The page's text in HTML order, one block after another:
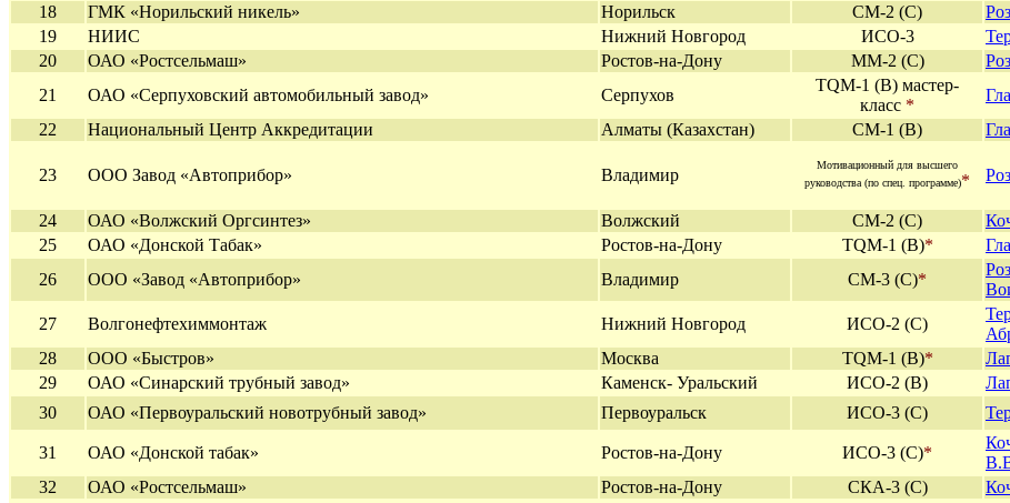
18
ГМК «Норильский никель» Норильск СМ-2 (С)
19
НИИС Нижний Новгород ИСО-3
20
ОАО «Ростсельмаш» Ростов-на-Дону ММ-2 (С)
21
ОАО «Серпуховский автомобильный завод» Серпухов
ТQM-1 (В) мастер-
класс *
22
Национальный Центр Аккредитации Алматы (Казахстан) СМ-1 (В)
23 ООО Завод «Автоприбор» Владимир
Мотивационный для высшего
руководства (по спец. программе)*
24 ОАО «Волжский Оргсинтез» Волжский СМ-2 (С)
25
ОАО «Донской Табак» Ростов-на-Дону ТQM-1 (В)*
26
ООО «Завод «Автоприбор» Владимир СМ-3 (С)*
27 Волгонефтехиммонтаж Нижний Новгород ИСО-2 (С)
28
ООО «Быстров» Москва TQМ-1 (В)*
29
ОАО «Синарский трубный завод» Каменск- Уральский ИСО-2 (В)
30
ОАО «Первоуральский новотрубный завод» Первоуральск ИСО-3 (С)
31 ОАО «Донской табак» Ростов-на-Дону ИСО-3 (С)*
32
ОАО «Ростсельмаш» Ростов-на-Дону СКА-3 (С)